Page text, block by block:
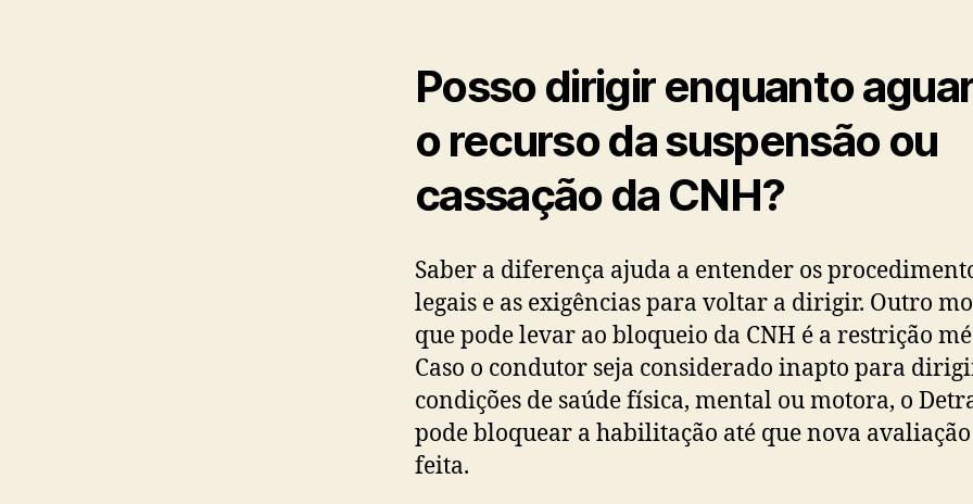
Posso dirigir enquanto
o recurso da suspensão ou
cassação da CNH?
Saber a diferença ajuda a entender os
legais e as exigências para voltar a dirigir. Outro
que pode levar ao bloqueio da CNH é a restrição
Caso o condutor seja considerado inapto para
condições de saúde física, mental ou motora, o
pode bloquear a habilitação até que nova avaliação
feita.